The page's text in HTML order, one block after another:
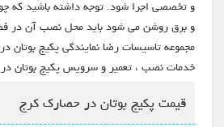
و تخصصی اجرا شود. توجه داشته باشید که
و برق روشن می شود باید محل نصب آن در
مجموعه تاسیسات رضا نمایندگی پکیج بوتان
خدمات نصب ، تعمیر و سرویس پکیج بوتان در
قیمت پکیج بوتان در حصارک کرج